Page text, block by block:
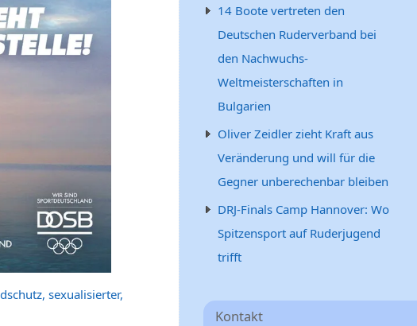
sexualisierter,
14 Boote vertreten den
Deutschen Ruderverband bei
den Nachwuchs-
Weltmeisterschaften in
Bulgarien
Oliver Zeidler zieht Kraft aus
Veränderung und will für die
Gegner unberechenbar bleiben
DRJ-Finals Camp Hannover: Wo
Spitzensport auf Ruderjugend
trifft
Kontakt